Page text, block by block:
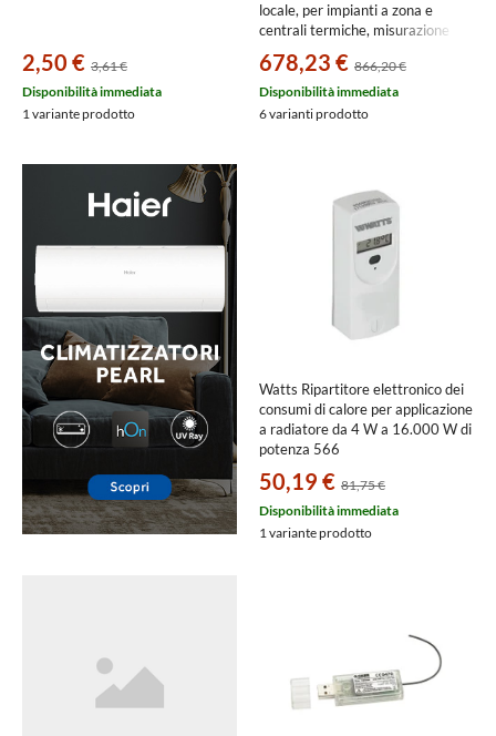
2,50 € 3,61 €
Disponibilità immediata
1 variante prodotto
locale, per impianti a zona e
centrali termiche, misurazione
678,23 € 866,20 €
Disponibilità immediata
6 varianti prodotto
Watts Ripartitore elettronico dei
consumi di calore per applicazione
a radiatore da 4 W a 16.000 W di
potenza 566
50,19 € 81,75 €
Disponibilità immediata
1 variante prodotto